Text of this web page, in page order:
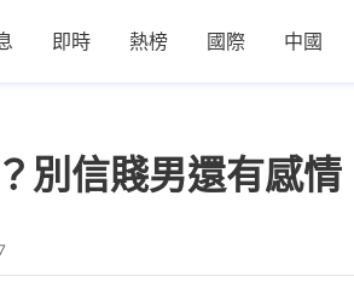
即時 熱榜 國際 中國
別信賤男還有感